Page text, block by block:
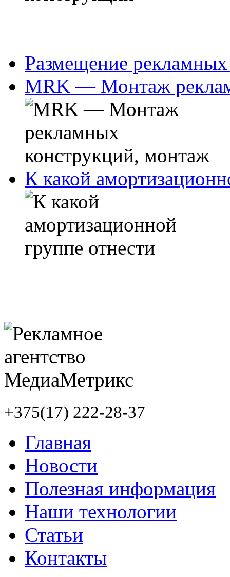
Размещение
MRK — Монтаж
К какой
+375(17) 222-28-37
Главная
Новости
Полезная информация
Наши технологии
Статьи
Контакты